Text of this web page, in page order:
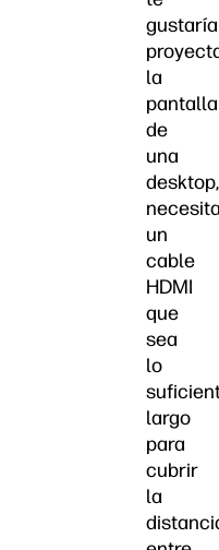
gustaría
la
pantalla
de
una
desktop,
un
cable
HDMI
que
sea
lo
largo
para
cubrir
la